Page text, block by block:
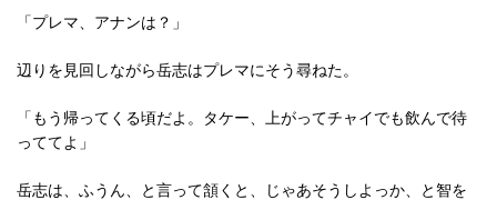
「プレマ、アナンは？」
辺りを見回しながら岳志はプレマにそう尋ねた。
「もう帰ってくる頃だよ。タケー、上がってチャイでも飲んで待
っててよ」
岳志は、ふうん、と言って頷くと、じゃあそうしよっか、と智を